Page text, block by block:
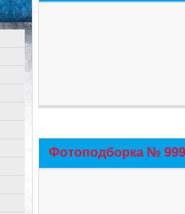
Фотоподборка №